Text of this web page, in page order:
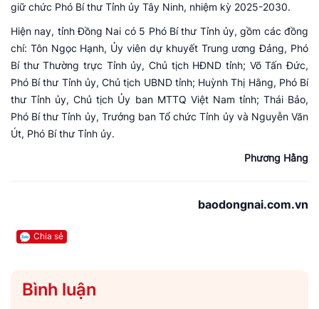
giữ chức Phó Bí thư Tỉnh ủy Tây Ninh, nhiệm kỳ 2025-2030.
Hiện nay, tỉnh Đồng Nai có 5 Phó Bí thư Tỉnh ủy, gồm các đồng
chí: Tôn Ngọc Hạnh, Ủy viên dự khuyết Trung ương Đảng, Phó
Bí thư Thường trực Tỉnh ủy, Chủ tịch HĐND tỉnh; Võ Tấn Đức,
Phó Bí thư Tỉnh ủy, Chủ tịch UBND tỉnh; Huỳnh Thị Hằng, Phó Bí
thư Tỉnh ủy, Chủ tịch Ủy ban MTTQ Việt Nam tỉnh; Thái Bảo,
Phó Bí thư Tỉnh ủy, Trưởng ban Tổ chức Tỉnh ủy và Nguyễn Văn
Út, Phó Bí thư Tỉnh ủy.
Phương Hằng
baodongnai.com.vn
Chia sẻ
Bình luận